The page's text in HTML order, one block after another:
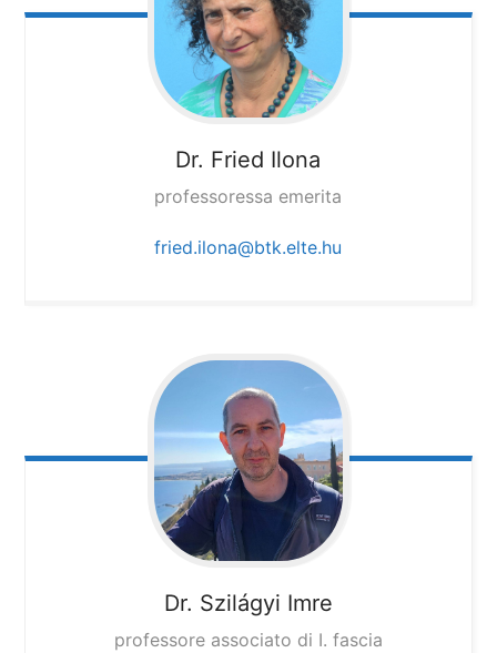
Dr. Fried Ilona
professoressa emerita
fried.ilona@btk.elte.hu
Dr. Szilágyi Imre
professore associato di I. fascia